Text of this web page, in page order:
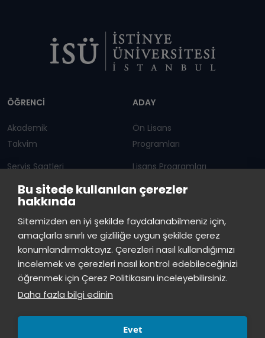
Bu sitede kullanılan çerezler
hakkında
Sitemizden en iyi şekilde faydalanabilmeniz için,
amaçlarla sınırlı ve gizliliğe uygun şekilde çerez
konumlandırmaktayız. Çerezleri nasıl kullandığımızı
incelemek ve çerezleri nasıl kontrol edebileceğinizi
öğrenmek için Çerez Politikasını inceleyebilirsiniz.
Daha fazla bilgi edinin
Evet
ÖĞRENCİ
Akademik
Takvim
Servis Saatleri
Duyurular
ADAY
Ön Lisans
Programları
Lisans Programları
Lisansüstü
İSTİNYE
Basın
Kiti
İhaleler İstinye Post Kampüslerimiz
çevrimiçi
İstinye Üniversitesi
Merhaba! Size nasıl yardımcı
olabilirim?